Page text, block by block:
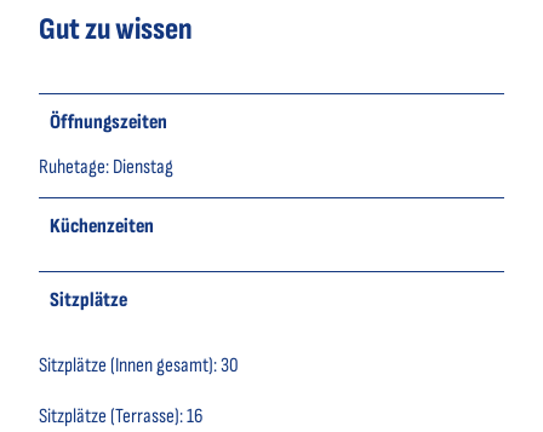
Gut zu wissen
Öffnungszeiten
Ruhetage: Dienstag
Küchenzeiten
Sitzplätze
Sitzplätze (Innen gesamt): 30
Sitzplätze (Terrasse): 16